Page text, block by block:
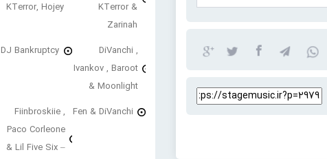
KTerror &
Zarinah
KTerror, Hojey
DiVanchi ,
Ivankov , Baroot
& Moonlight
DJ Bankruptcy
Fen & DiVanchi
Fiinbroskiie ,
Paco Corleone
& Lil Five Six –